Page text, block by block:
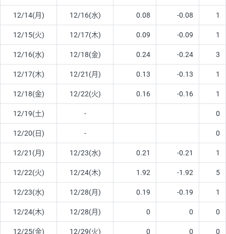
12/14(月) 12/16(水) 0.08 -0.08 1
12/15(火) 12/17(木) 0.09 -0.09 1
12/16(水) 12/18(金) 0.24 -0.24 3
12/17(木) 12/21(月) 0.13 -0.13 1
12/18(金) 12/22(火) 0.16 -0.16 1
12/19(土) - 0
12/20(日) - 0
12/21(月) 12/23(水) 0.21 -0.21 1
12/22(火) 12/24(木) 1.92 -1.92 5
12/23(水) 12/28(月) 0.19 -0.19 1
12/24(木) 12/28(月) 0 0 0
12/25(金) 12/29(火) 0 0 0